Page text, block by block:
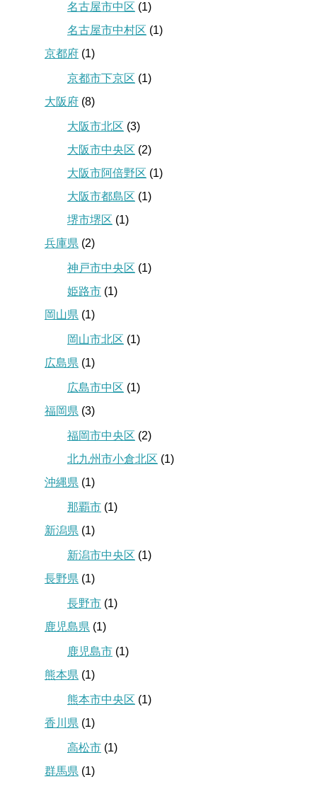
名古屋市中区 (1)
名古屋市中村区 (1)
京都府 (1)
京都市下京区 (1)
大阪府 (8)
大阪市北区 (3)
大阪市中央区 (2)
大阪市阿倍野区 (1)
大阪市都島区 (1)
堺市堺区 (1)
兵庫県 (2)
神戸市中央区 (1)
姫路市 (1)
岡山県 (1)
岡山市北区 (1)
広島県 (1)
広島市中区 (1)
福岡県 (3)
福岡市中央区 (2)
北九州市小倉北区 (1)
沖縄県 (1)
那覇市 (1)
新潟県 (1)
新潟市中央区 (1)
長野県 (1)
長野市 (1)
鹿児島県 (1)
鹿児島市 (1)
熊本県 (1)
熊本市中央区 (1)
香川県 (1)
高松市 (1)
群馬県 (1)